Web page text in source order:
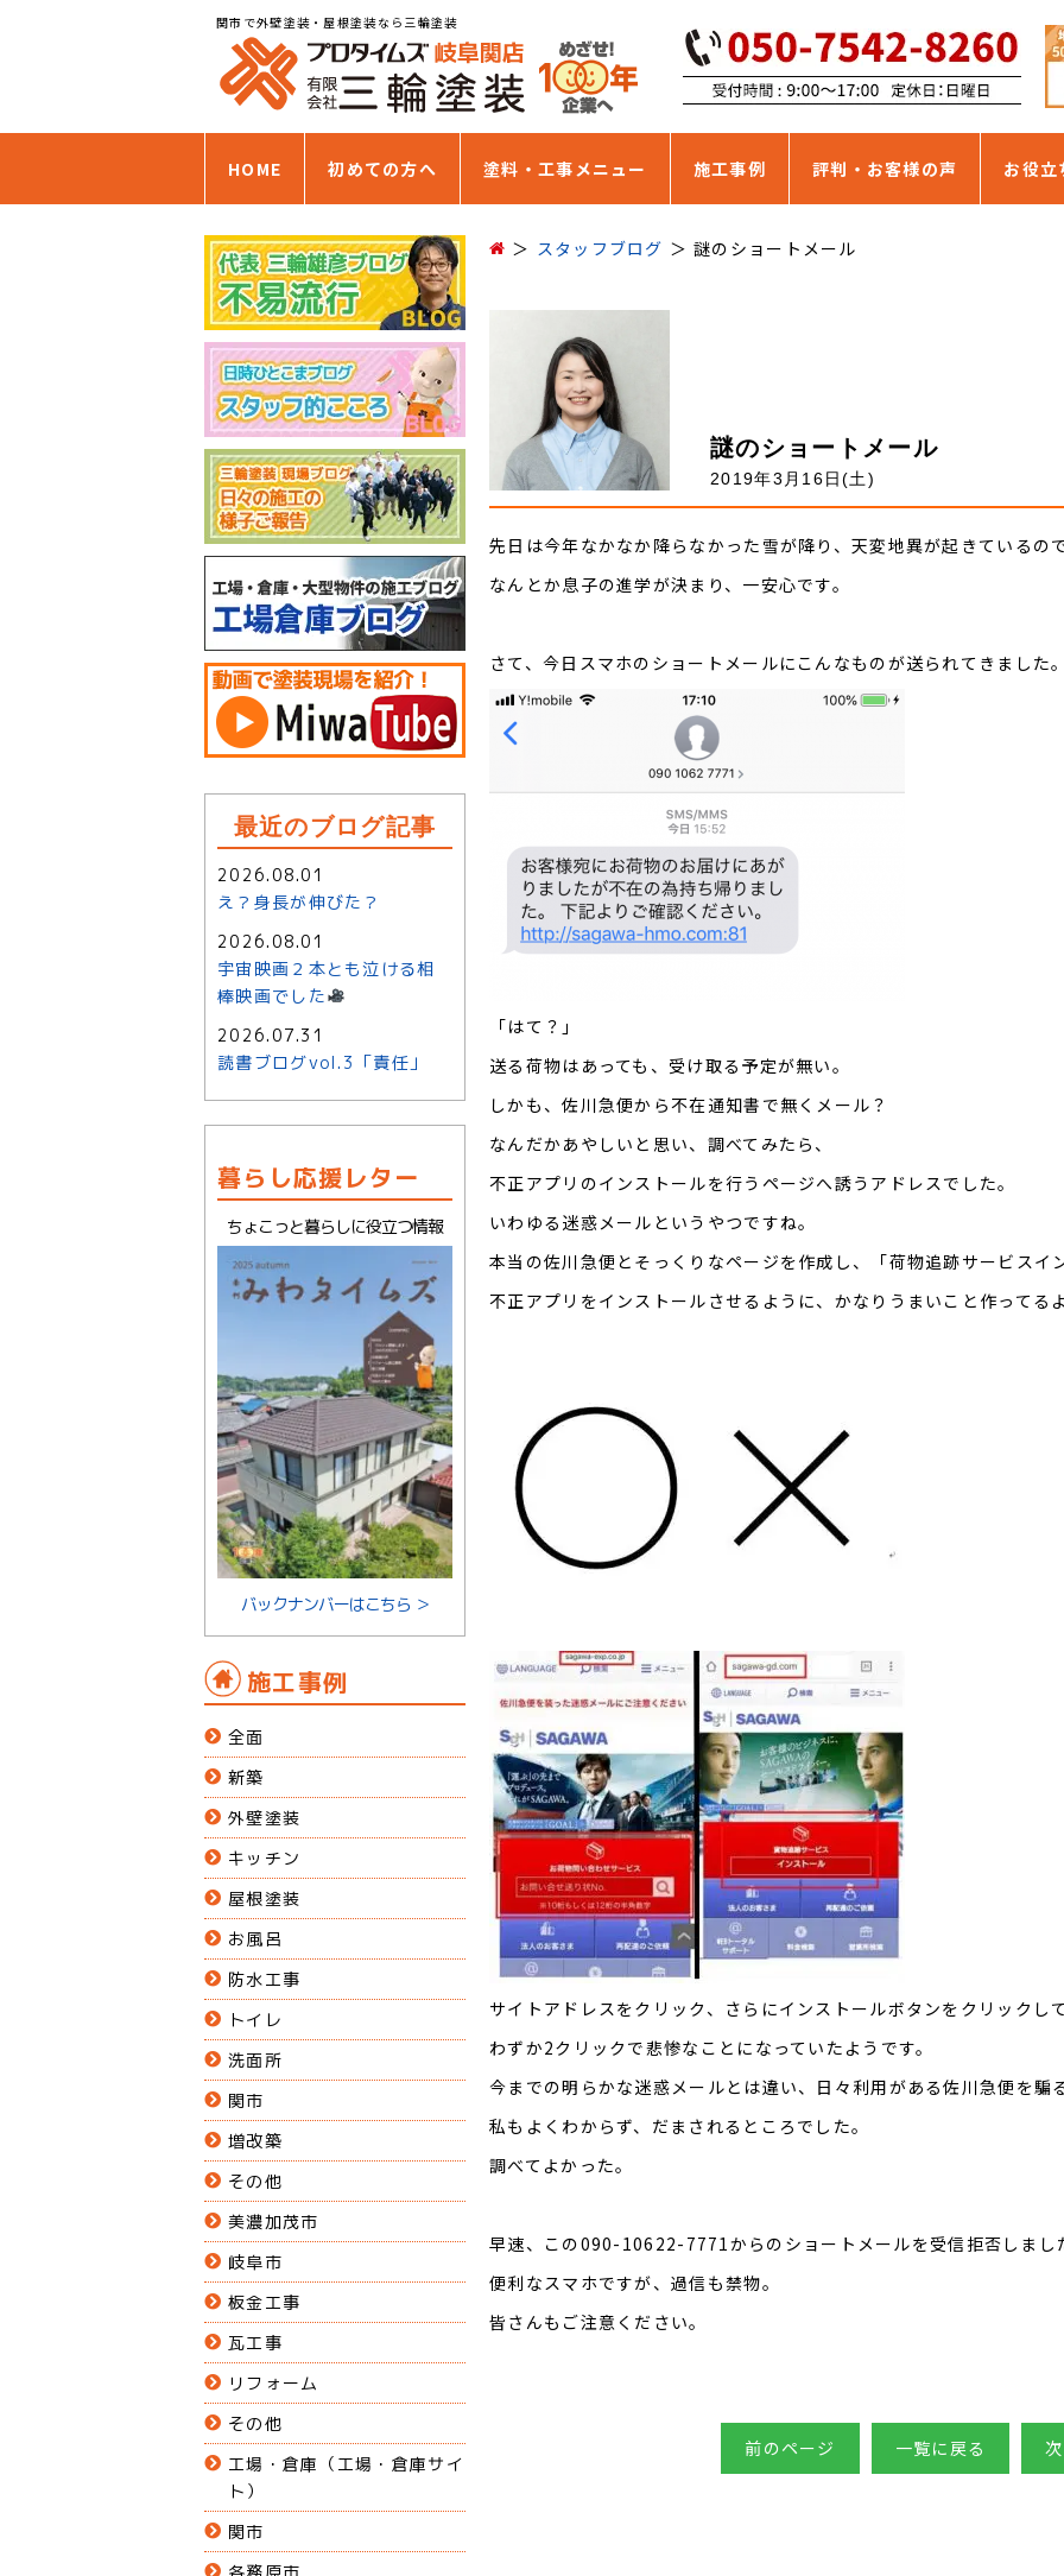
関市で外壁塗装・屋根塗装なら三輪塗装
HOME 初めての方へ 塗料・工事メニュー 施工事例 評判・お客様の声 お役立
スタッフブログ 謎のショートメール
謎のショートメール
2019年3月16日(土)
先日は今年なかなか降らなかった雪が降り、天変地異が起きているの
なんとか息子の進学が決まり、一安心です。
さて、今日スマホのショートメールにこんなものが送られてきました。
「はて？」
送る荷物はあっても、受け取る予定が無い。
しかも、佐川急便から不在通知書で無くメール？
なんだかあやしいと思い、調べてみたら、
不正アプリのインストールを行うページへ誘うアドレスでした。
いわゆる迷惑メールというやつですね。
本当の佐川急便とそっくりなページを作成し、「荷物追跡サービスイ
不正アプリをインストールさせるように、かなりうまいこと作ってるよ
サイトアドレスをクリック、さらにインストールボタンをクリックし
わずか2クリックで悲惨なことになっていたようです。
今までの明らかな迷惑メールとは違い、日々利用がある佐川急便を騙
私もよくわからず、だまされるところでした。
調べてよかった。
早速、この090-10622-7771からのショートメールを受信拒否しまし
便利なスマホですが、過信も禁物。
皆さんもご注意ください。
前のページ 一覧に戻る
最近のブログ記事
2026.08.01
え？身長が伸びた？
2026.08.01
宇宙映画２本とも泣ける相
棒映画でした
2026.07.31
読書ブログvol.3「責任」
暮らし応援レター
ちょこっと暮らしに役立つ情報
バックナンバーはこちら ＞
施工事例
全面
新築
外壁塗装
キッチン
屋根塗装
お風呂
防水工事
トイレ
洗面所
関市
増改築
その他
美濃加茂市
岐阜市
板金工事
瓦工事
リフォーム
その他
工場・倉庫（工場・倉庫サイ
ト）
関市